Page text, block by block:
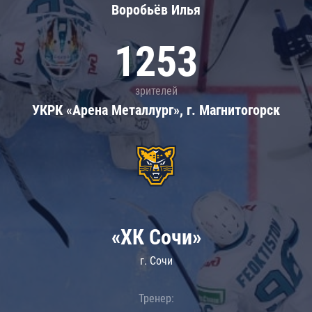
Воробьёв Илья
1253
зрителей
УКРК «Арена Металлург», г. Магнитогорск
«ХК Сочи»
г. Сочи
Тренер: